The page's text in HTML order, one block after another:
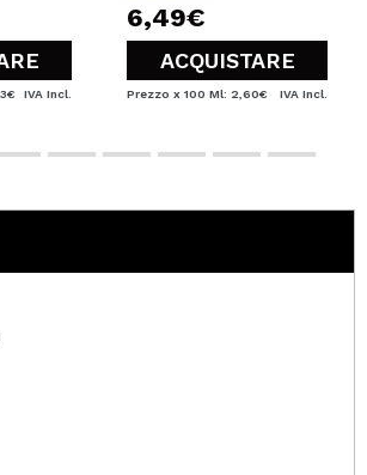
IVA Incl.
6,49€
ACQUISTARE
Prezzo x 100 Ml: 2,60€ IVA Incl.